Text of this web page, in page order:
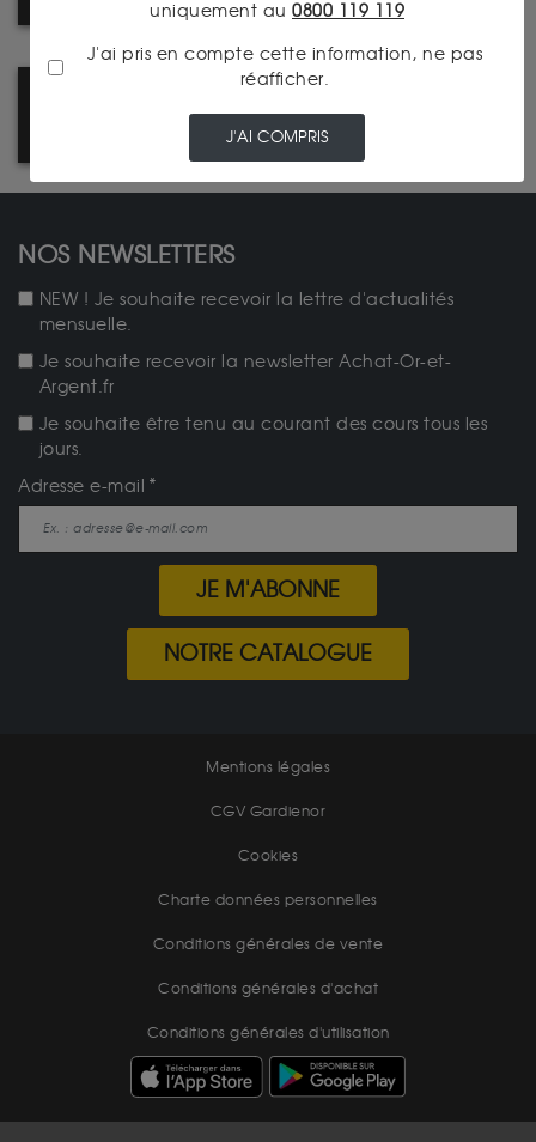
NOS NEWSLETTERS
NEW ! Je souhaite recevoir la lettre d'actualités
mensuelle.
Je souhaite recevoir la newsletter Achat-Or-et-
Argent.fr
Je souhaite être tenu au courant des cours tous les
jours.
Adresse e-mail
JE M'ABONNE
NOTRE CATALOGUE
Mentions légales
CGV Gardienor
Cookies
Charte données personnelles
Conditions générales de vente
Conditions générales d'achat
Conditions générales d'utilisation
uniquement au 0800 119 119
J'ai pris en compte cette information, ne pas
réafficher.
J'AI COMPRIS